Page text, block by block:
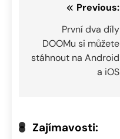
Navigace
příspěvek
Previous:
První dva díly
DOOMu si můžete
stáhnout na Android
a iOS
Zajímavosti: